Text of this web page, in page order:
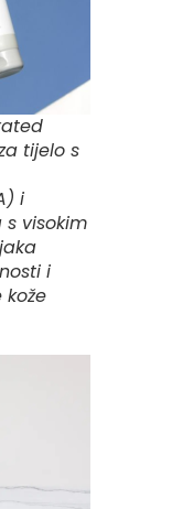
tijelo s
i
s visokim
i